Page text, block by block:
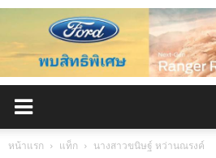
หน้าแรก แท็ก นางสาวขนิษฐ์ หว่านณรงค์